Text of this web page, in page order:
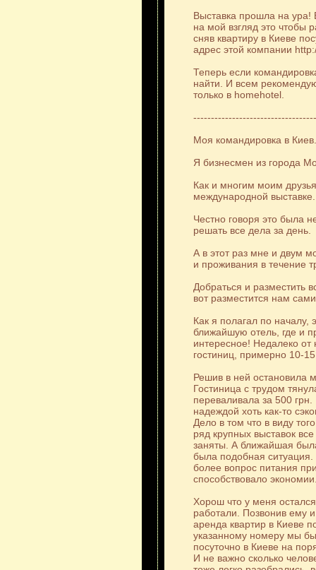
Выставка прошла на
на мой взгляд это чтобы
сняв квартиру в Киеве
адрес этой компании
Теперь если
найти. И всем
только в homehotel.
Моя командировка в Киев.
Я бизнесмен из города
Как и многим моим
международной выставке.
Честно говоря это была
решать все дела за день.
А в этот раз мне и двум
и проживания в течение
Добраться и разместить
вот разместится нам
Как я полагал по
ближайшую отель, где и
интересное! Недалеко от
гостиниц, примерно 10-
Решив в ней остановила
Гостиница с трудом
переваливала за 500
надеждой хоть как-то
Дело в том что в виду
ряд крупных выставок
заняты. А ближайшая
была подобная
более вопрос питания
способствовало
Хорош что у меня
работали. Позвонив ему
аренда квартир в Киеве
указанному номеру мы
посуточно в Киеве на
И не важно сколько